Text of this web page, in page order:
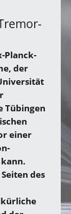
Planck-
der
Tübingen
einer
des